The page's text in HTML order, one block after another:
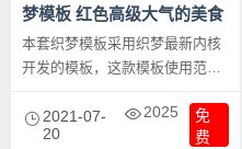
梦模板 红色高级大气的美食
餐饮集团网站模板下载
本套织梦模板采用织梦最新内核
开发的模板，这款模板使用范围
业，餐饮投资、美食餐饮管理类
的网站都可以用该模板。你只需
2021-07-
20
2025
免
费